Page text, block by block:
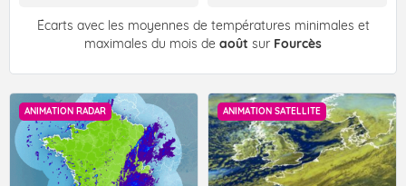
Écarts avec les moyennes de températures minimales et
maximales du mois de août sur Fourcès
ANIMATION RADAR ANIMATION SATELLITE